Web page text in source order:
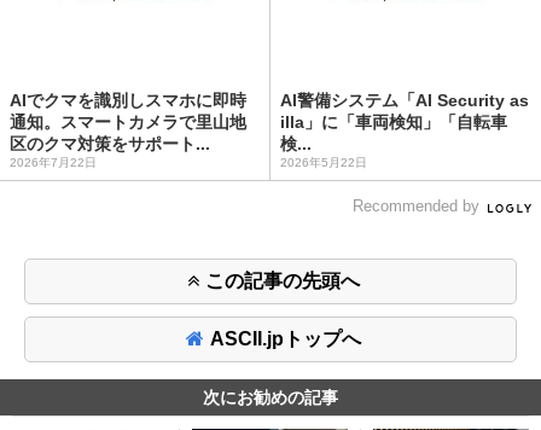
AIでクマを識別しスマホに即時
通知。スマートカメラで里山地
区のクマ対策をサポート...
2026年7月22日
AI警備システム「AI Security as
illa」に「車両検知」「自転車
検...
2026年5月22日
Recommended by
この記事の先頭へ
ASCII.jpトップへ
次にお勧めの記事